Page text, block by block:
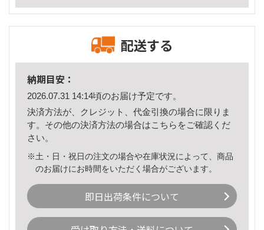
配送する
納期目安：
2026.07.31 14:14頃のお届け予定です。
決済方法が、クレジット、代金引換の場合に限りま
す。その他の決済方法の場合はこちら をご確認くだ
さい。
※土・日・祝日の注文の場合や在庫状況によって、商品
のお届けにお時間をいただく場合がございます。
即日出荷条件について